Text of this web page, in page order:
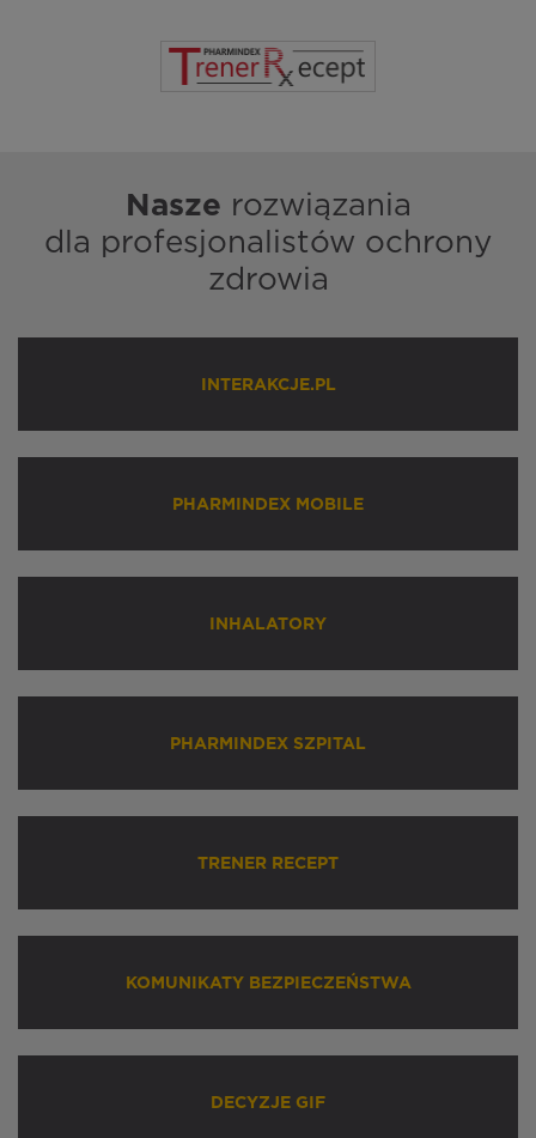
Nasze rozwiązania
dla profesjonalistów ochrony
zdrowia
INTERAKCJE.PL
PHARMINDEX MOBILE
INHALATORY
PHARMINDEX SZPITAL
TRENER RECEPT
KOMUNIKATY BEZPIECZEŃSTWA
DECYZJE GIF